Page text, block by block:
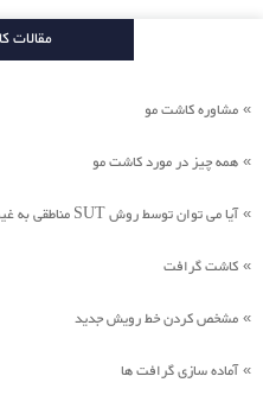
مقالات
» مشاوره کاشت مو
» همه چیز در مورد کاشت مو
»آیا می توان توسط روش SUT مناطقی به غیر از پوست سر فولیکول مو دریافت کرد ؟
» کاشت گرافت
» مشخص کردن خط رویش جدید
»آماده سازی گرافت ها